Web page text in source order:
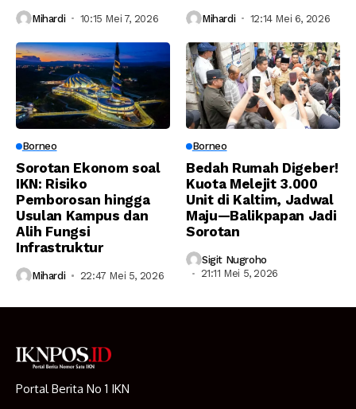
Mihardi 10:15 Mei 7, 2026 Mihardi 12:14 Mei 6, 2026
Borneo
Sorotan Ekonom soal
IKN: Risiko
Pemborosan hingga
Usulan Kampus dan
Alih Fungsi
Infrastruktur
Mihardi 22:47 Mei 5, 2026
Borneo
Bedah Rumah Digeber!
Kuota Melejit 3.000
Unit di Kaltim, Jadwal
Maju—Balikpapan Jadi
Sorotan
Sigit Nugroho
21:11 Mei 5, 2026
Portal Berita No 1 IKN